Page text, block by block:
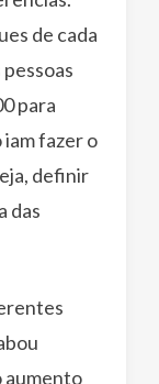
de cada
para
fazer o
definir
das
aumento